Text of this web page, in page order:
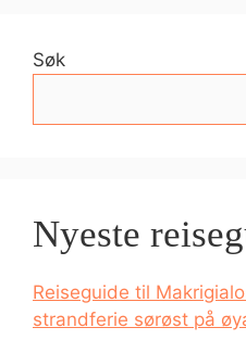
Søk
Nyeste
Reiseguide til
strandferie sørøst på